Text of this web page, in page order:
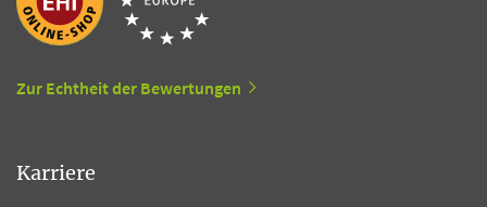
Zur Echtheit der Bewertungen
Karriere